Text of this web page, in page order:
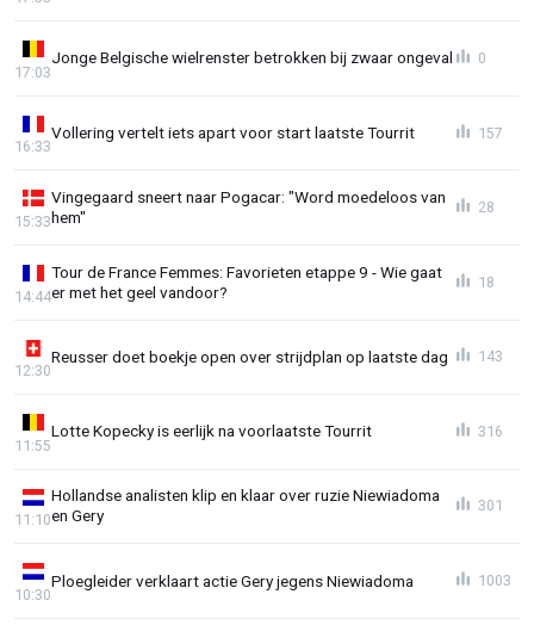
Jonge Belgische wielrenster betrokken bij zwaar ongeval
17:03
0
Vollering vertelt iets apart voor start laatste Tourrit
16:33
157
Vingegaard sneert naar Pogacar: "Word moedeloos van
hem"
15:33
28
Tour de France Femmes: Favorieten etappe 9 - Wie gaat
er met het geel vandoor?
14:44
18
Reusser doet boekje open over strijdplan op laatste dag
12:30
143
Lotte Kopecky is eerlijk na voorlaatste Tourrit
11:55
316
Hollandse analisten klip en klaar over ruzie Niewiadoma
en Gery
11:10
301
Ploegleider verklaart actie Gery jegens Niewiadoma
10:30
1003